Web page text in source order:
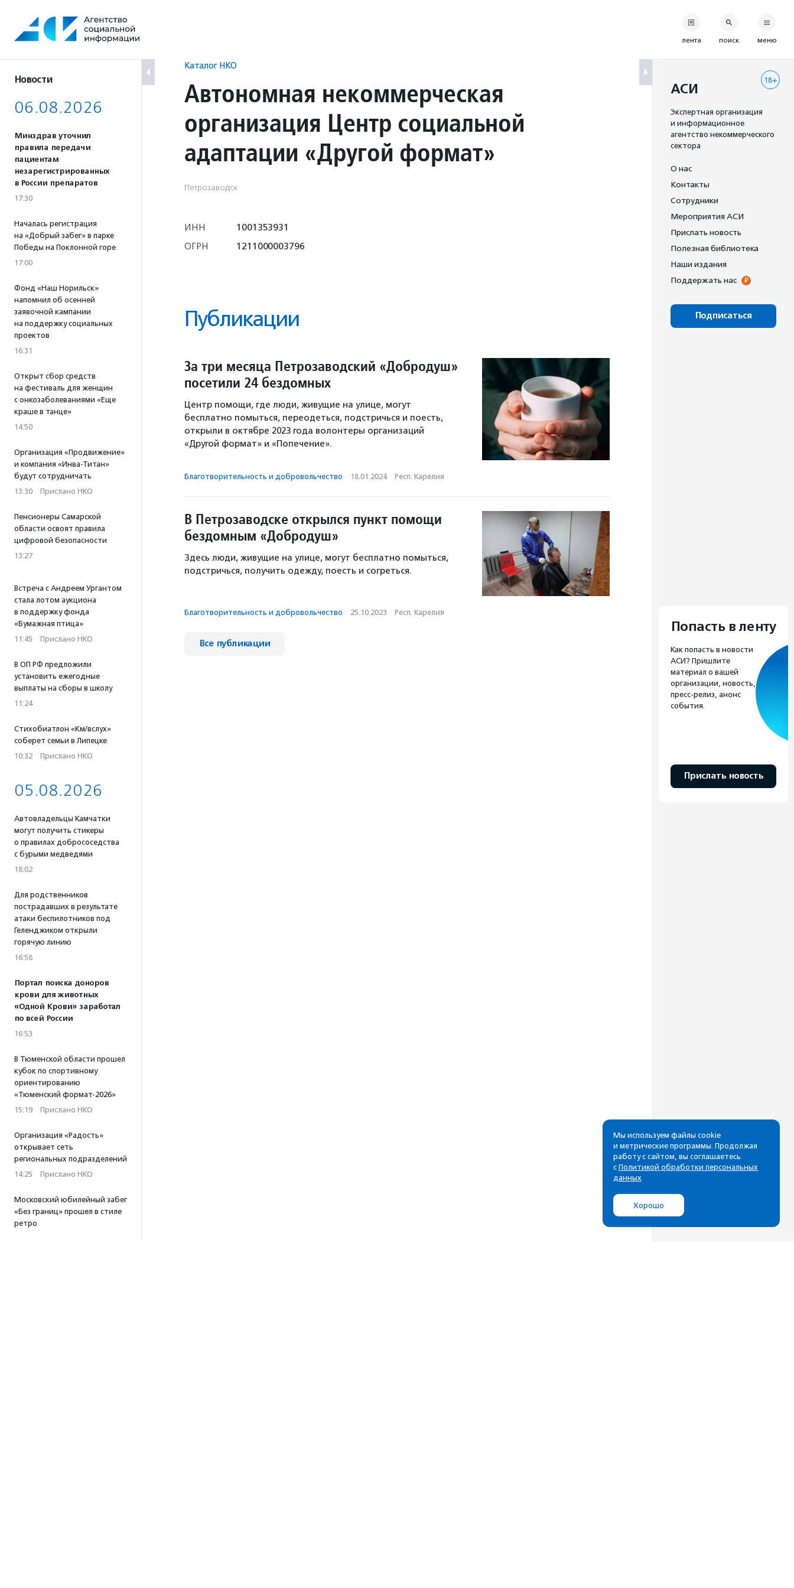
содержанию
Новости
06.08.2026
Минздрав уточнил
правила передачи
пациентам
незарегистрированных
в России препаратов
17:30
Началась регистрация
на «Добрый забег» в парке
Победы на Поклонной горе
17:00
Фонд «Наш Норильск»
напомнил об осенней
заявочной кампании
на поддержку социальных
проектов
16:31
Открыт сбор средств
на фестиваль для женщин
с онкозаболеваниями «Еще
краше в танце»
14:50
Организация «Продвижение»
и компания «Инва-Титан»
будут сотрудничать
13:30 · Прислано НКО
Пенсионеры Самарской
области освоят правила
цифровой безопасности
13:27
Встреча с Андреем Ургантом
стала лотом аукциона
в поддержку фонда
«Бумажная птица»
11:45 · Прислано НКО
В ОП РФ предложили
установить ежегодные
выплаты на сборы в школу
11:24
Стихобиатлон «Км/вслух»
соберет семьи в Липецке
10:32 · Прислано НКО
05.08.2026
Автовладельцы Камчатки
могут получить стикеры
о правилах добрососедства
с бурыми медведями
18:02
Для родственников
пострадавших в результате
атаки беспилотников под
Геленджиком открыли
горячую линию
16:58
Портал поиска доноров
крови для животных
«Одной Крови» заработал
по всей России
16:53
В Тюменской области прошел
кубок по спортивному
ориентированию
«Тюменский формат-2026»
15:19 · Прислано НКО
Организация «Радость»
открывает сеть
региональных подразделений
14:25 · Прислано НКО
Московский юбилейный забег
«Без границ» прошел в стиле
ретро
Каталог НКО
Автономная некоммерческая
организация Центр социальной
адаптации «Другой формат»
Петрозаводск
ИНН
1001353931
ОГРН
1211000003796
Публикации
За три месяца Петрозаводский «Добродуш»
посетили 24 бездомных
Центр помощи, где люди, живущие на улице, могут
бесплатно помыться, переодеться, подстричься и поесть,
открыли в октябре 2023 года волонтеры организаций
«Другой формат» и «Попечение».
Благотвори­тель­ность и доброволь­чест­во · 18.01.2024 · Респ. Карелия
В Петрозаводске открылся пункт помощи
бездомным «Добродуш»
Здесь люди, живущие на улице, могут бесплатно помыться,
подстричься, получить одежду, поесть и согреться.
Благотвори­тель­ность и доброволь­чест­во · 25.10.2023 · Респ. Карелия
Все публикации
лента поиск меню
18+
АСИ
Экспертная организация
и информационное
агентство некоммерческого
сектора
О нас
Контакты
Сотрудники
Мероприятия АСИ
Прислать новость
Полезная библиотека
Наши издания
Поддержать нас
Подписаться
Попасть в ленту
Как попасть в новости
АСИ? Пришлите
материал о вашей
организации, новость,
пресс-релиз, анонс
события.
Прислать новость
Рассылка
Cамые свежие новости,
почтовом ящике
Мы используем файлы cookie
и метрические программы. Продолжая
работу с сайтом, вы соглашаетесь
с Политикой обработки персональных
данных
Хорошо